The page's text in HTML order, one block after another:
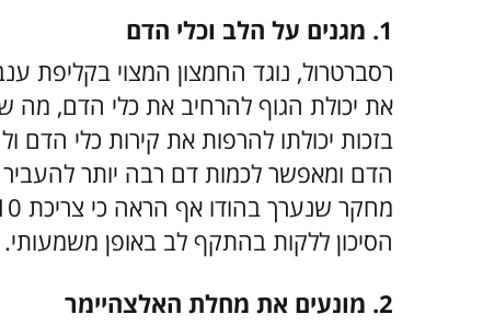
1. מגנים על הלב וכלי הדם
רסברטרול, נוגד החמצון המצוי בקליפת
את יכולת הגוף להרחיב את כלי הדם, מה
בזכות יכולתו להרפות את קירות כלי
הדם ומאפשר לכמות דם רבה יותר להעביר
הסיכון ללקות בהתקף לב באופן משמעותי.
2. מונעים את מחלת האלצהיימר